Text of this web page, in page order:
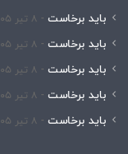
باید برخاست ۸ تیر ۱۴۰۵
باید برخاست ۸ تیر ۱۴۰۵
باید برخاست ۸ تیر ۱۴۰۵
باید برخاست ۸ تیر ۱۴۰۵
باید برخاست ۸ تیر ۱۴۰۵